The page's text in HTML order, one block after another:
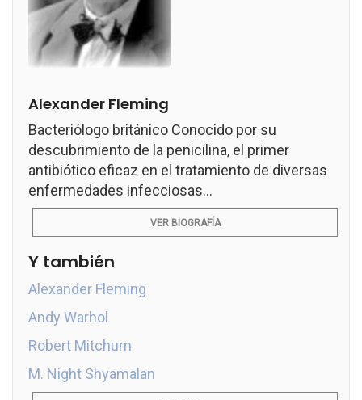
Alexander Fleming
Bacteriólogo británico Conocido por su
descubrimiento de la penicilina, el primer
antibiótico eficaz en el tratamiento de diversas
enfermedades infecciosas...
VER BIOGRAFÍA
Y también
Alexander Fleming
Andy Warhol
Robert Mitchum
M. Night Shyamalan